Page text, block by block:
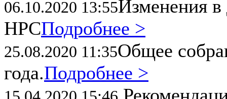
06.10.2020 13:55Изменения в
НРСПодробнее >
25.08.2020 11:35Общее
года.Подробнее >